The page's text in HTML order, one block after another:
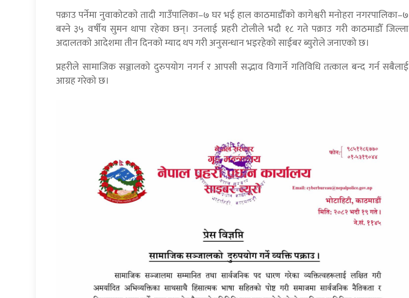
पक्राउ पर्नेमा नुवाकोटकाे तादी गाउँपालिका–७ घर भई हाल काठमाडौँकाे कागेश्वरी मनोहरा नगरपालिका–७
बस्ने ३५ वर्षीय सुमन थापा रहेका छन्। उनलाई प्रहरी टोलीले भदौ १८ गते पक्राउ गरी काठमाडौँ जिल्ला
अदालतको आदेशमा तीन दिनको म्याद थप गरी अनुसन्धान भइरहेको साईबर ब्युरोले जनाएको छ।
प्रहरीले सामाजिक सञ्जालको दुरुपयोग नगर्न र आपसी सद्भाव विगार्ने गतिविधि तत्काल बन्द गर्न सबैलाई
आग्रह गरेको छ।